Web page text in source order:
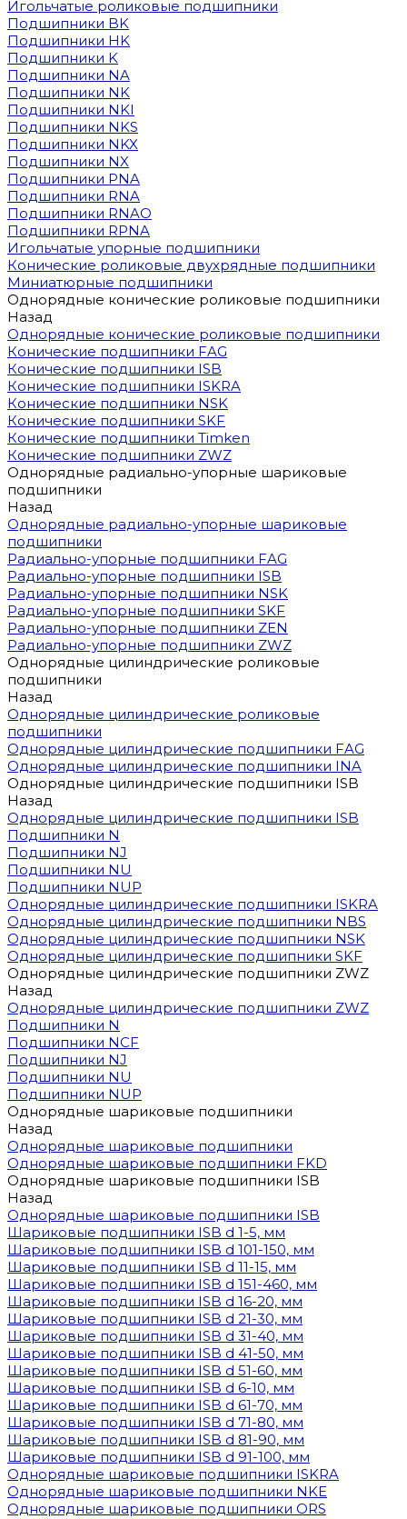
Игольчатые роликовые подшипники
Подшипники BK
Подшипники HK
Подшипники K
Подшипники NA
Подшипники NK
Подшипники NKI
Подшипники NKS
Подшипники NKX
Подшипники NX
Подшипники PNA
Подшипники RNA
Подшипники RNAO
Подшипники RPNA
Игольчатые упорные подшипники
Конические роликовые двухрядные подшипники
Миниатюрные подшипники
Однорядные конические роликовые подшипники
Назад
Однорядные конические роликовые подшипники
Конические подшипники FAG
Конические подшипники ISB
Конические подшипники ISKRA
Конические подшипники NSK
Конические подшипники SKF
Конические подшипники Timken
Конические подшипники ZWZ
Однорядные радиально-упорные шариковые
подшипники
Назад
Однорядные радиально-упорные шариковые
подшипники
Радиально-упорные подшипники FAG
Радиально-упорные подшипники ISB
Радиально-упорные подшипники NSK
Радиально-упорные подшипники SKF
Радиально-упорные подшипники ZEN
Радиально-упорные подшипники ZWZ
Однорядные цилиндрические роликовые
подшипники
Назад
Однорядные цилиндрические роликовые
подшипники
Однорядные цилиндрические подшипники FAG
Однорядные цилиндрические подшипники INA
Однорядные цилиндрические подшипники ISB
Назад
Однорядные цилиндрические подшипники ISB
Подшипники N
Подшипники NJ
Подшипники NU
Подшипники NUP
Однорядные цилиндрические подшипники ISKRA
Однорядные цилиндрические подшипники NBS
Однорядные цилиндрические подшипники NSK
Однорядные цилиндрические подшипники SKF
Однорядные цилиндрические подшипники ZWZ
Назад
Однорядные цилиндрические подшипники ZWZ
Подшипники N
Подшипники NCF
Подшипники NJ
Подшипники NU
Подшипники NUP
Однорядные шариковые подшипники
Назад
Однорядные шариковые подшипники
Однорядные шариковые подшипники FKD
Однорядные шариковые подшипники ISB
Назад
Однорядные шариковые подшипники ISB
Шариковые подшипники ISB d 1-5, мм
Шариковые подшипники ISB d 101-150, мм
Шариковые подшипники ISB d 11-15, мм
Шариковые подшипники ISB d 151-460, мм
Шариковые подшипники ISB d 16-20, мм
Шариковые подшипники ISB d 21-30, мм
Шариковые подшипники ISB d 31-40, мм
Шариковые подшипники ISB d 41-50, мм
Шариковые подшипники ISB d 51-60, мм
Шариковые подшипники ISB d 6-10, мм
Шариковые подшипники ISB d 61-70, мм
Шариковые подшипники ISB d 71-80, мм
Шариковые подшипники ISB d 81-90, мм
Шариковые подшипники ISB d 91-100, мм
Однорядные шариковые подшипники ISKRA
Однорядные шариковые подшипники NKE
Однорядные шариковые подшипники ORS